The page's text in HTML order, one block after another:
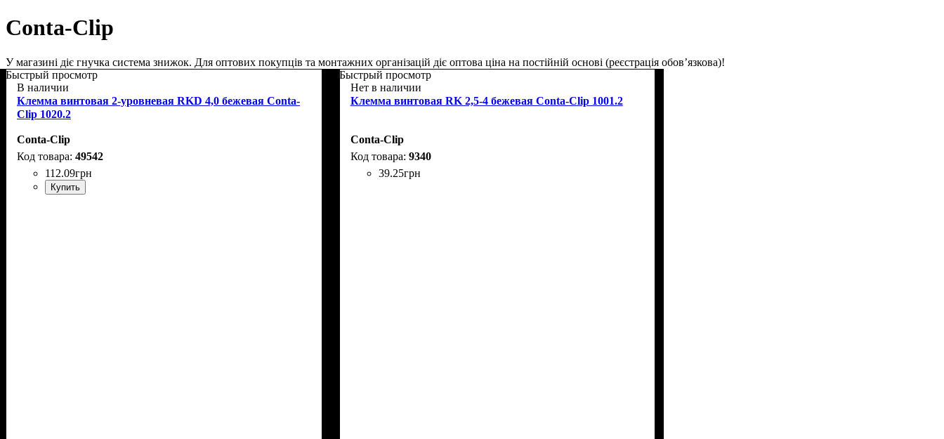
Conta-Clip
У магазині діє гнучка система знижок. Для оптових покупців та монтажних організацій діє оптова ціна на постійній основі (реєстрація обов’язкова)!
Быстрый просмотр
В наличии
Клемма винтовая 2-уровневая RKD 4,0 бежевая Conta-
Clip 1020.2
Conta-Clip
49542
112.09грн
Купить
Быстрый просмотр
Нет в наличии
Клемма винтовая RK 2,5-4 бежевая Conta-Clip 1001.2
Conta-Clip
9340
39.25грн